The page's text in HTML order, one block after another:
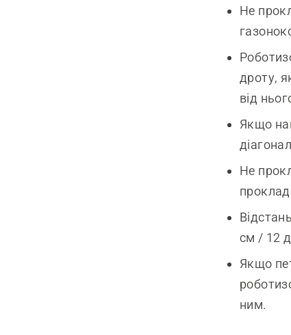
Не
дроту,
від
Якщо
Не
см / 12
Якщо
ним.